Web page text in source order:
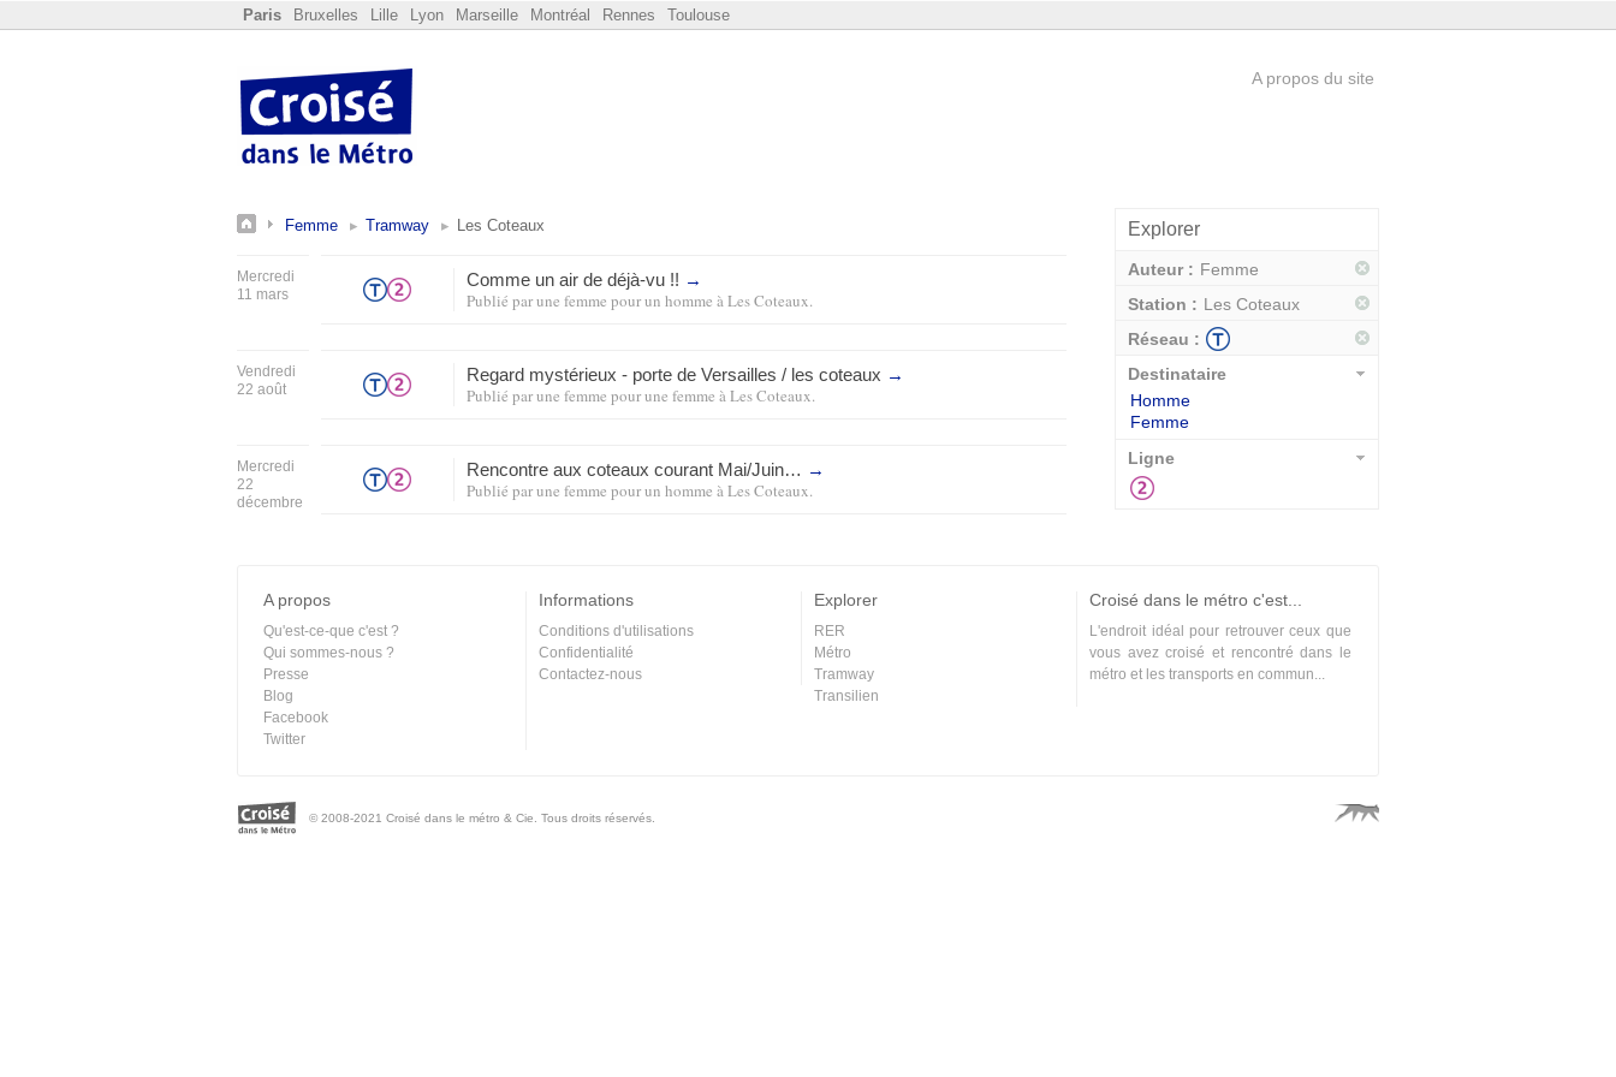
Paris Bruxelles Lille Lyon Marseille Montréal Rennes Toulouse
A propos du site
Femme Tramway Les Coteaux
Mercredi
11 mars
Comme un air de déjà-vu !! →
Publié parune femme pour un homme àLes Coteaux.
Vendredi
22 août
Regard mystérieux - porte de Versailles / les coteaux →
Publié parune femme pour une femme àLes Coteaux.
Mercredi
22
décembre
Rencontre aux coteaux courant Mai/Juin… →
Publié parune femme pour un homme àLes Coteaux.
Explorer
Auteur : Femme
Station : Les Coteaux
Réseau :
Destinataire
Homme
Femme
Ligne
A propos
Qu'est-ce-que c'est ?
Qui sommes-nous ?
Presse
Blog
Facebook
Twitter
Informations
Conditions d'utilisations
Confidentialité
Contactez-nous
Explorer
RER
Métro
Tramway
Transilien
Croisé dans le métro c'est...
L'endroit idéal pour retrouver ceux que
vous avez croisé et rencontré dans le
métro et les transports en commun...
© 2008-2021 Croisé dans le métro & Cie. Tous droits réservés.